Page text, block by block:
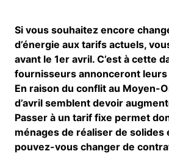
Si vous souhaitez encore
d’énergie aux tarifs actuels,
avant le 1er avril. C’est à cette
fournisseurs annonceront
En raison du conflit au Moyen-
d’avril semblent devoir
Passer à un tarif fixe permet
ménages de réaliser de solides
pouvez-vous changer de